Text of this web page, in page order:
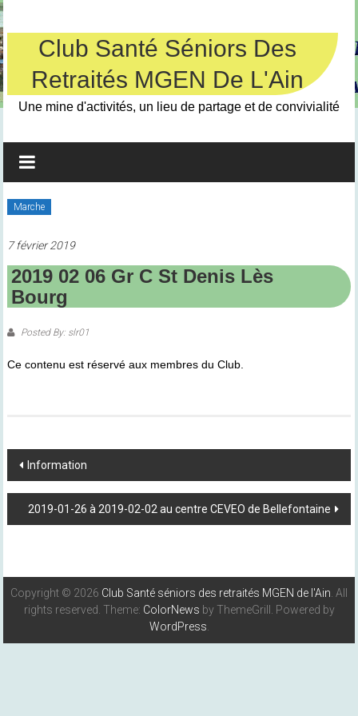
Skip
to
contentClub Santé Séniors Des
Retraités MGEN De L'Ain
Une mine d'activités, un lieu de partage et de convivialité
Marche
7 février 2019
2019 02 06 Gr C St Denis Lès
Bourg
Posted By: slr01
Ce contenu est réservé aux membres du Club.
Post
Navigation
Information
2019-01-26 à 2019-02-02 au centre CEVEO de Bellefontaine
Copyright © 2026 Club Santé séniors des retraités MGEN de l'Ain . All
rights reserved. Theme: ColorNews by ThemeGrill. Powered by
WordPress